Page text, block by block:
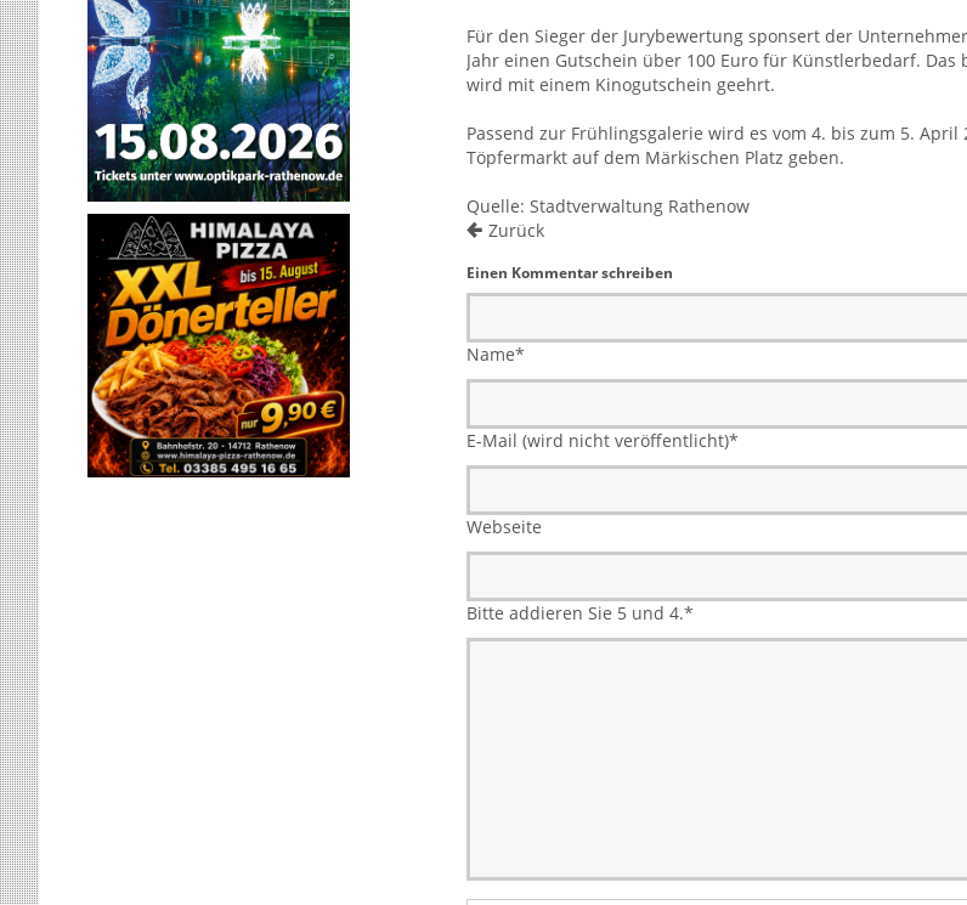
Für den Sieger der Jurybewertung sponsert der
Jahr einen Gutschein über 100 Euro für Künstlerbedarf. Das
wird mit einem Kinogutschein geehrt.
Passend zur Frühlingsgalerie wird es vom 4. bis zum 5. April
Töpfermarkt auf dem Märkischen Platz geben.
Quelle: Stadtverwaltung Rathenow
Zurück
Einen Kommentar schreiben
Name*
E-Mail (wird nicht veröffentlicht)*
Webseite
Bitte addieren Sie 5 und 4.*